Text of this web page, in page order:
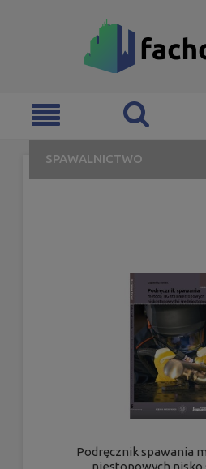
SPAWALNICTWO
Podręcznik spawania